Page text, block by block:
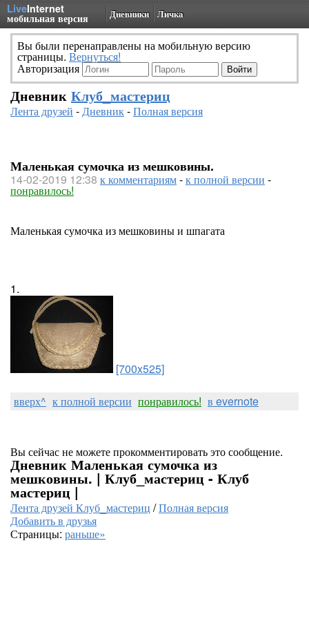
LiveInternet
мобильная версия Дневники Личка
Вы были перенаправлены на мобильную версию
страницы. Вернуться!
Авторизация
Дневник Клуб_мастериц
Лента друзей -Дневник-Полная версия
Маленькая сумочка из мешковины.
14-02-2019 12:38 к комментариям-к полной версии -
понравилось!
Маленькая сумочка из мешковины и шпагата
1.
[700x525]
вверх^ к полной версии понравилось! в evernote
Вы сейчас не можете прокомментировать это сообщение.
Дневник Маленькая сумочка из
мешковины. | Клуб_мастериц - Клуб
мастериц |
Лента друзей Клуб_мастериц /Полная версия
Добавить в друзья
Страницы: раньше»